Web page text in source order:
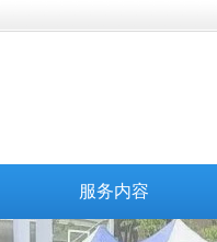
服务内容